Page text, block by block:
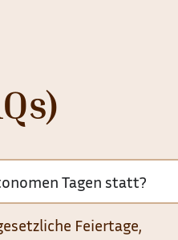
Tagen statt?
Feiertage,